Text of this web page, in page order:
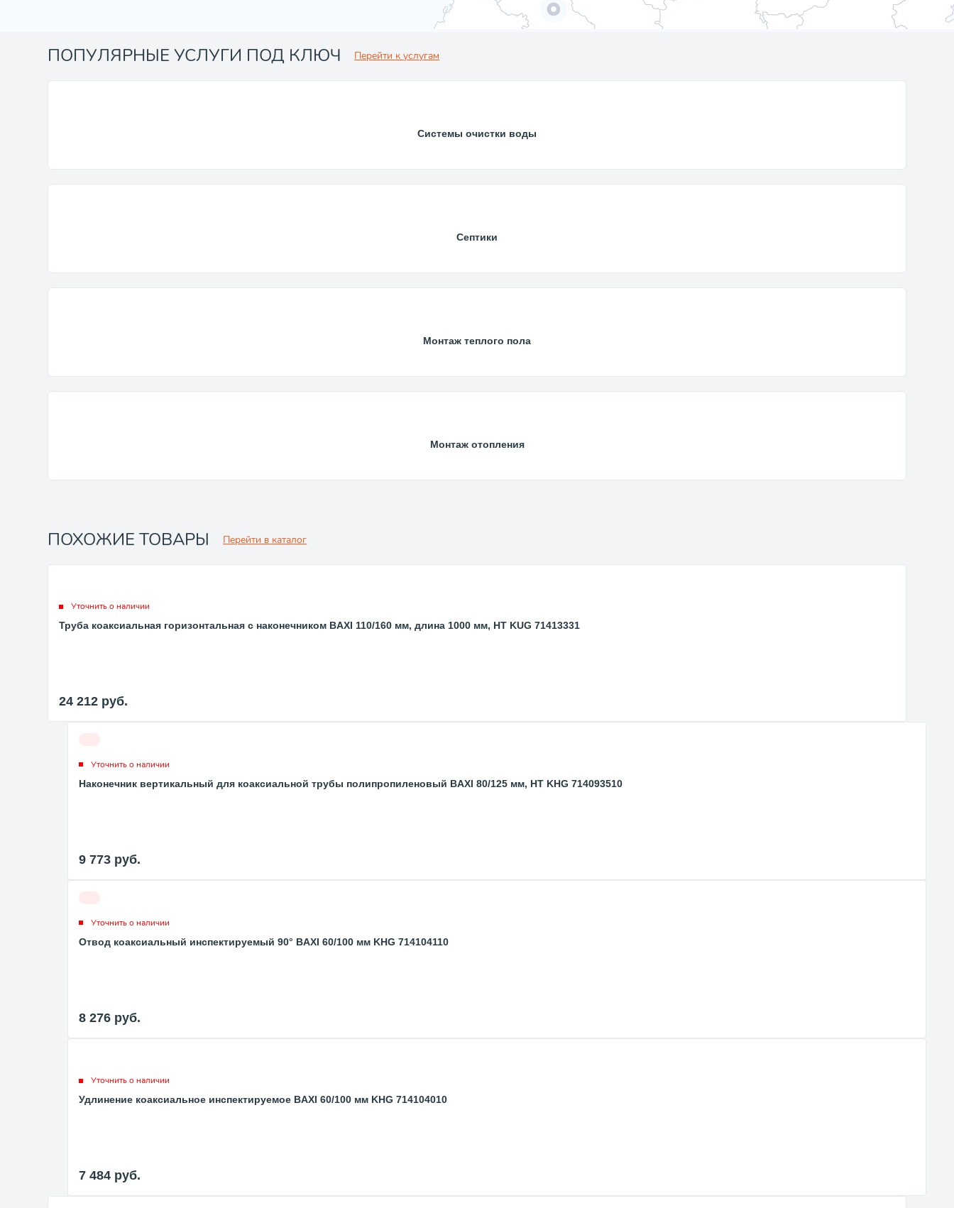
ПОПУЛЯРНЫЕ УСЛУГИ ПОД КЛЮЧ Перейти к услугам
Системы очистки воды
Септики
Монтаж теплого пола
Монтаж отопления
ПОХОЖИЕ ТОВАРЫ Перейти в каталог
Уточнить о наличии
Труба коаксиальная горизонтальная с наконечником BAXI 110/160 мм, длина 1000 мм, HT KUG 71413331
24 212 руб.
Уточнить о наличии
Наконечник вертикальный для коаксиальной трубы полипропиленовый BAXI 80/125 мм, HT KHG 714093510
9 773 руб.
Уточнить о наличии
Отвод коаксиальный инспектируемый 90° BAXI 60/100 мм KHG 714104110
8 276 руб.
Уточнить о наличии
Удлинение коаксиальное инспектируемое BAXI 60/100 мм KHG 714104010
7 484 руб.